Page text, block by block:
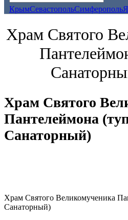
КрымСевастопольСимферополь
Храм Святого
Храм Святого
Пантелеймона
Санаторный)
Храм Святого Великомученика
Санаторный)